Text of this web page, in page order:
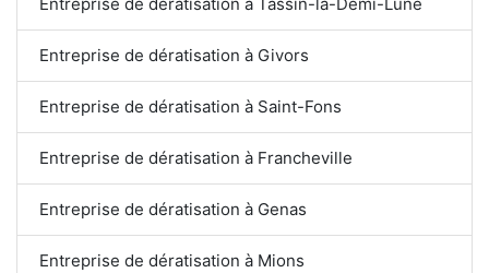
Entreprise de dératisation à Tassin-la-Demi-Lune
Entreprise de dératisation à Givors
Entreprise de dératisation à Saint-Fons
Entreprise de dératisation à Francheville
Entreprise de dératisation à Genas
Entreprise de dératisation à Mions